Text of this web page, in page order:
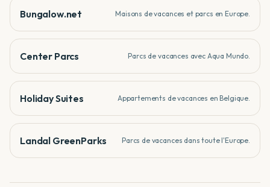
Bungalow.net Maisons de vacances et parcs en Europe.
Center Parcs Parcs de vacances avec Aqua Mundo.
Holiday Suites Appartements de vacances en Belgique.
Landal GreenParks Parcs de vacances dans toute l'Europe.